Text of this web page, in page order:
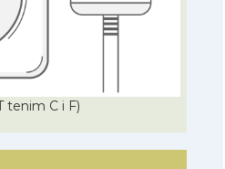
tenim C i F)